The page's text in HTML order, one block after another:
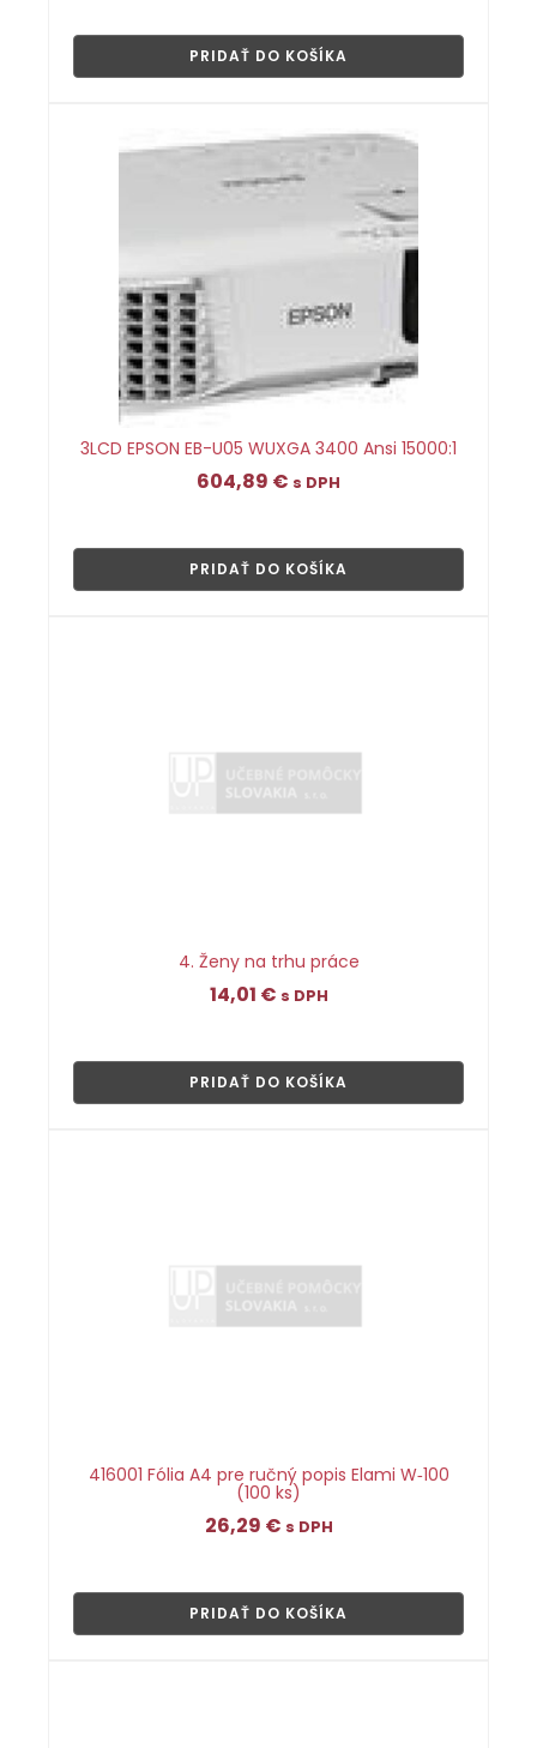
PRIDAŤ DO KOŠÍKA
3LCD EPSON EB-U05 WUXGA 3400 Ansi 15000:1
604,89 € s DPH
PRIDAŤ DO KOŠÍKA
4. Ženy na trhu práce
14,01 € s DPH
PRIDAŤ DO KOŠÍKA
416001 Fólia A4 pre ručný popis Elami W‑100
(100 ks)
26,29 € s DPH
PRIDAŤ DO KOŠÍKA